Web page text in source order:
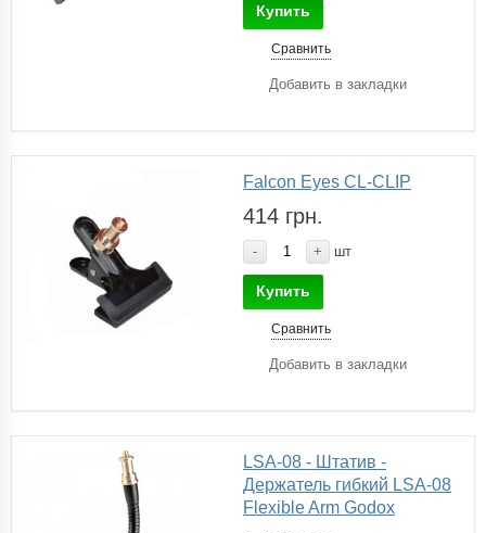
Купить
Сравнить
Добавить в закладки
Falcon Eyes CL-CLIP
414 грн.
- + шт
Купить
Сравнить
Добавить в закладки
LSA-08 - Штатив -
Держатель гибкий LSA-08
Flexible Arm Godox